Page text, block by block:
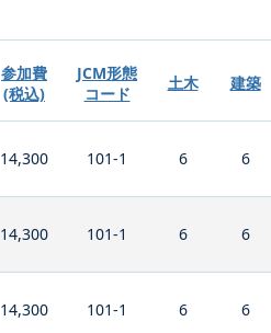
参加費
(税込)
JCM形態
コード
土木 建築
14,300 101-1 6 6
14,300 101-1 6 6
14,300 101-1 6 6